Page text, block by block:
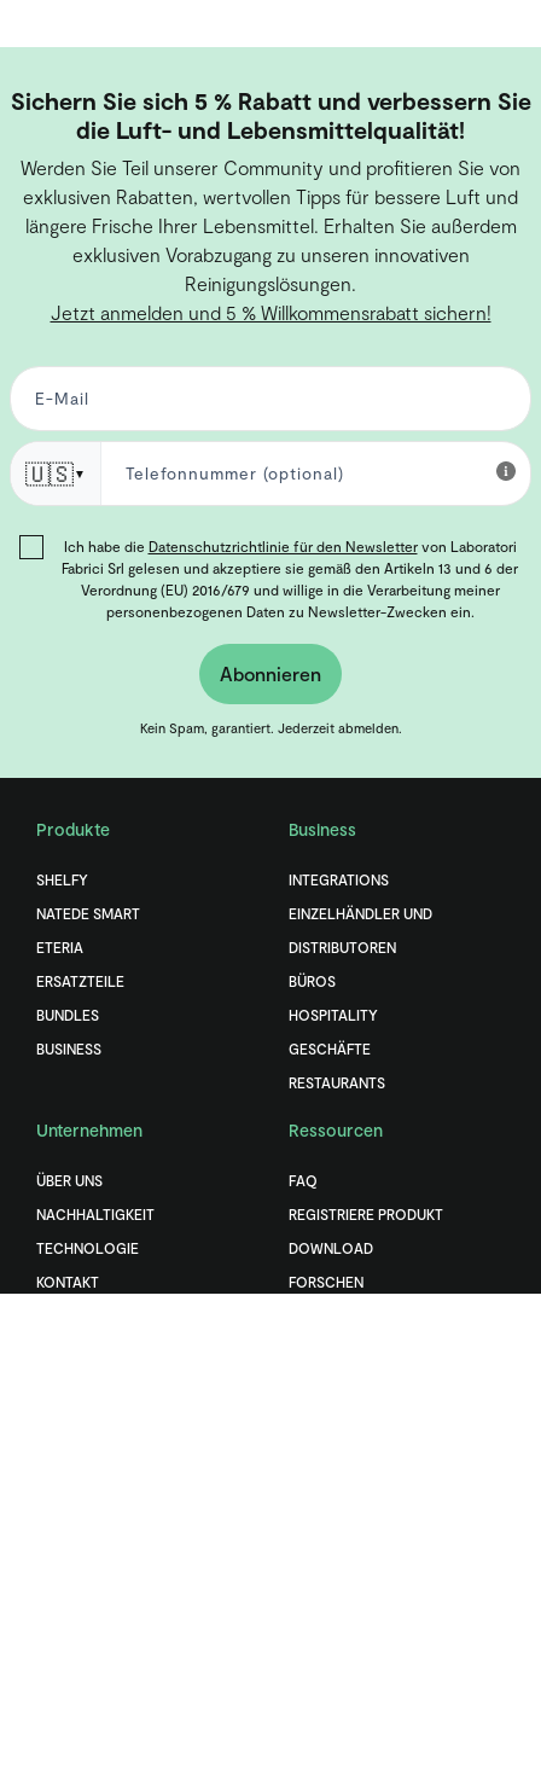
Sichern Sie sich 5 % Rabatt und verbessern Sie
die Luft- und Lebensmittelqualität!
Werden Sie Teil unserer Community und profitieren Sie von
exklusiven Rabatten, wertvollen Tipps für bessere Luft und
längere Frische Ihrer Lebensmittel. Erhalten Sie außerdem
exklusiven Vorabzugang zu unseren innovativen
Reinigungslösungen.
Jetzt anmelden und 5 % Willkommensrabatt sichern!
🇺🇸▼
Ich habe die Datenschutzrichtlinie für den Newslettervon Laboratori
Fabrici Srl gelesen und akzeptiere sie gemäß den Artikeln 13 und 6 der
Verordnung (EU) 2016/679 und willige in die Verarbeitung meiner
personenbezogenen Daten zu Newsletter-Zwecken ein.
Abonnieren
Kein Spam, garantiert. Jederzeit abmelden.
Produkte
SHELFY
NATEDE SMART
ETERIA
ERSATZTEILE
BUNDLES
BUSINESS
Business
INTEGRATIONS
EINZELHÄNDLER UND
DISTRIBUTOREN
BÜROS
HOSPITALITY
GESCHÄFTE
RESTAURANTS
Unternehmen
ÜBER UNS
NACHHALTIGKEIT
TECHNOLOGIE
KONTAKT
Ressourcen
FAQ
REGISTRIERE PRODUKT
DOWNLOAD
FORSCHEN